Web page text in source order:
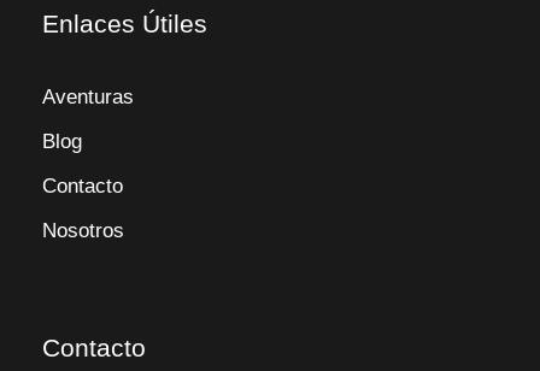
Enlaces Útiles
Aventuras
Blog
Contacto
Nosotros
Contacto